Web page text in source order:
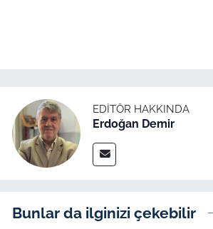
EDITÖR HAKKINDA
Erdoğan Demir
Bunlar da ilginizi çekebilir